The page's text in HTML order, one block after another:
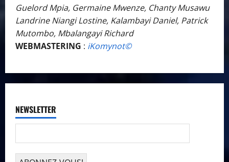
Guelord Mpia, Germaine Mwenze, Chanty Musawu
Landrine Niangi Lostine, Kalambayi Daniel, Patrick
Mutombo, Mbalangayi Richard
WEBMASTERING : iKomynot©️
NEWSLETTER